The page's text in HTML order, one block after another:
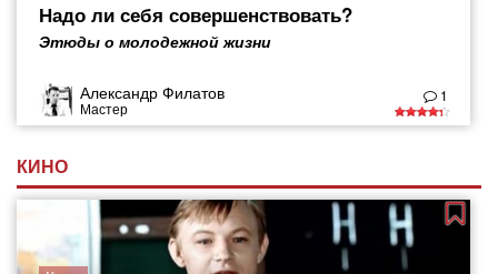
Надо ли себя совершенствовать?
Этюды о молодежной жизни
Александр Филатов
Мастер
1
КИНО